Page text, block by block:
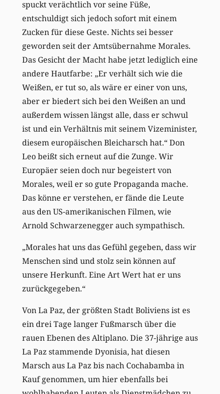
spuckt verächtlich vor seine Füße,
entschuldigt sich jedoch sofort mit einem
Zucken für diese Geste. Nichts sei besser
geworden seit der Amtsübernahme Morales.
Das Gesicht der Macht habe jetzt lediglich eine
andere Hautfarbe: „Er verhält sich wie die
Weißen, er tut so, als wäre er einer von uns,
aber er biedert sich bei den Weißen an und
außerdem wissen längst alle, dass er schwul
ist und ein Verhältnis mit seinem Vizeminister,
diesem europäischen Bleicharsch hat.“ Don
Leo beißt sich erneut auf die Zunge. Wir
Europäer seien doch nur begeistert von
Morales, weil er so gute Propaganda mache.
Das könne er verstehen, er fände die Leute
aus den US-amerikanischen Filmen, wie
Arnold Schwarzenegger auch sympathisch.
„Morales hat uns das Gefühl gegeben, dass wir
Menschen sind und stolz sein können auf
unsere Herkunft. Eine Art Wert hat er uns
zurückgegeben.“
Von La Paz, der größten Stadt Boliviens ist es
ein drei Tage langer Fußmarsch über die
rauen Ebenen des Altiplano. Die 37-jährige aus
La Paz stammende Dyonisia, hat diesen
Marsch aus La Paz bis nach Cochabamba in
Kauf genommen, um hier ebenfalls bei